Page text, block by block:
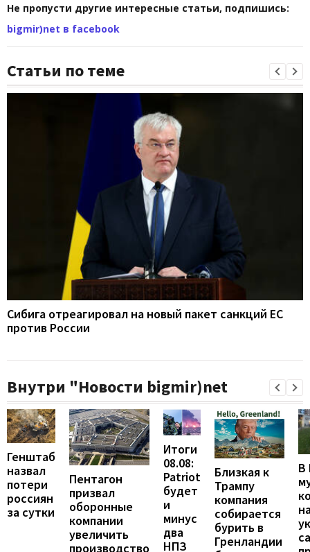
Не пропусти другие интересные статьи, подпишись:
bigmir)net в facebook
Статьи по теме
Сибига отреагировал на новый пакет санкций ЕС
против России
Внутри "Новости bigmir)net
Генштаб
назвал
потери
россиян
за сутки
Пентагон
призвал
оборонные
компании
увеличить
производство
Итоги
08.08:
Patriot
будет
и
минус
два
НПЗ
Близкая к
Трампу
компания
собирается
бурить в
Гренландии
В